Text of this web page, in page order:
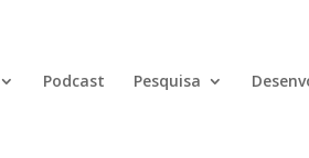
Podcast Pesquisa